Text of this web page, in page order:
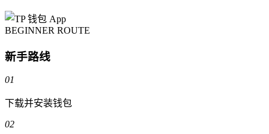
BEGINNER ROUTE
新手路线
01
下载并安装钱包
02